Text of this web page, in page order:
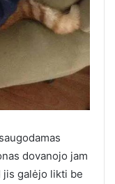
dovanojo jam
jis galėjo likti be